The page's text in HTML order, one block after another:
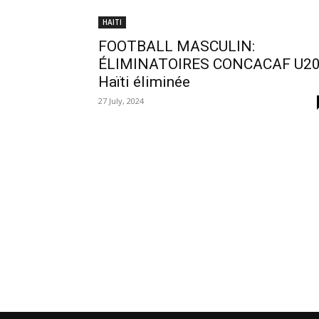
HAITI
FOOTBALL MASCULIN:
ÉLIMINATOIRES CONCACAF
Haïti éliminée
27 July, 2024